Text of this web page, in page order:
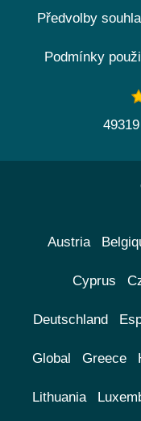
Předvolby
Podmínky
Austria
Cyprus
Deutschland
Global Greece
Lithuania